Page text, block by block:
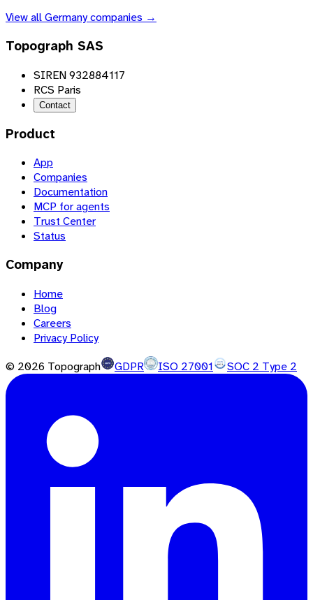
View allGermanycompanies →
Topograph SAS
SIREN 932884117
RCS Paris
Contact
Product
App
Companies
Documentation
MCP for agents
Trust Center
Status
Company
Home
Blog
Careers
Privacy Policy
© 2026 Topograph GDPR ISO 27001 SOC 2 Type 2